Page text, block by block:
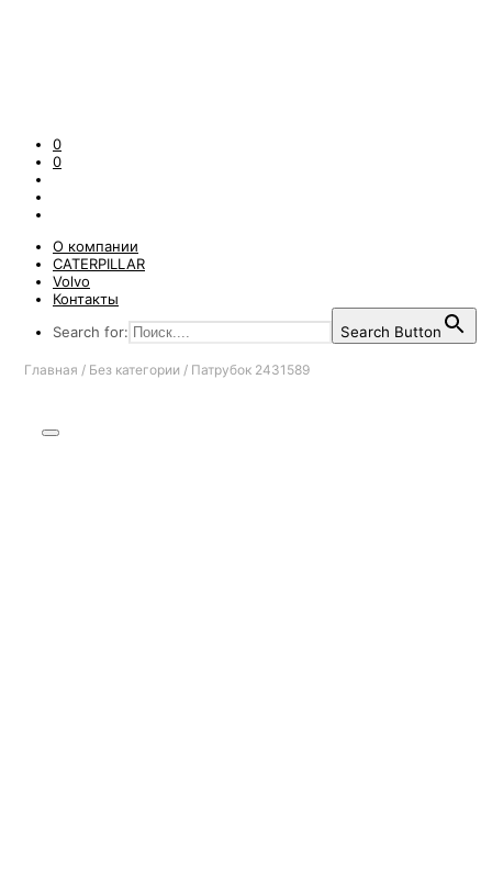
0
0
О компании
CATERPILLAR
Volvo
Контакты
Search for:
Search Button
Главная / Без категории / Патрубок 2431589